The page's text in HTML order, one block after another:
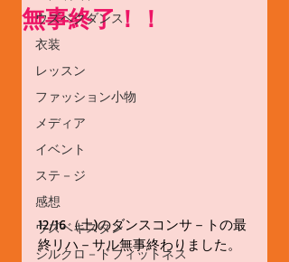
ウズベクダンス
衣装
レッスン
ファッション小物
メディア
イベント
ステ－ジ
感想
ウズベキスタン
シルクロ－ドフィットネス
無事終了！！
12/16（土)のダンスコンサ－トの最
終リハ－サル無事終わりました。